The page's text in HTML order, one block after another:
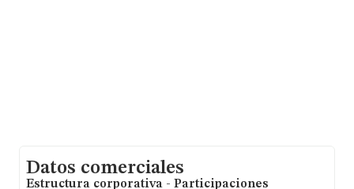
Datos comerciales
Estructura corporativa - Participaciones